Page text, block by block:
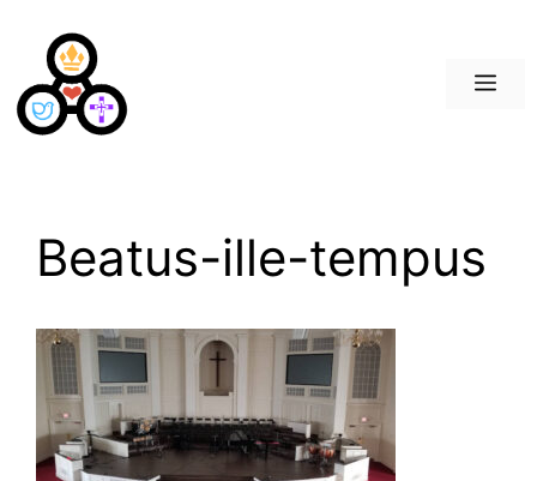
contenido
Beatus-ille-tempus